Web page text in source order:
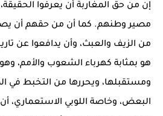
إن من حق المغاربة أن يعرفوا
مصير وطنهم. كما أن من حقهم أن
من الزيف والعبث، وأن يدافعوا عن
هو بمثابة كهرباء الشعوب والأمم،
ومستقبلها، ويحررها من التخبط في
البعض، وخاصة اللوبي الاستعماري،